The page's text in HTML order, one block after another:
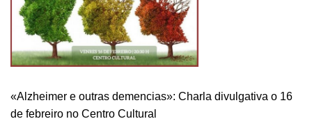
«Alzheimer e outras demencias»: Charla divulgativa o 16
de febreiro no Centro Cultural